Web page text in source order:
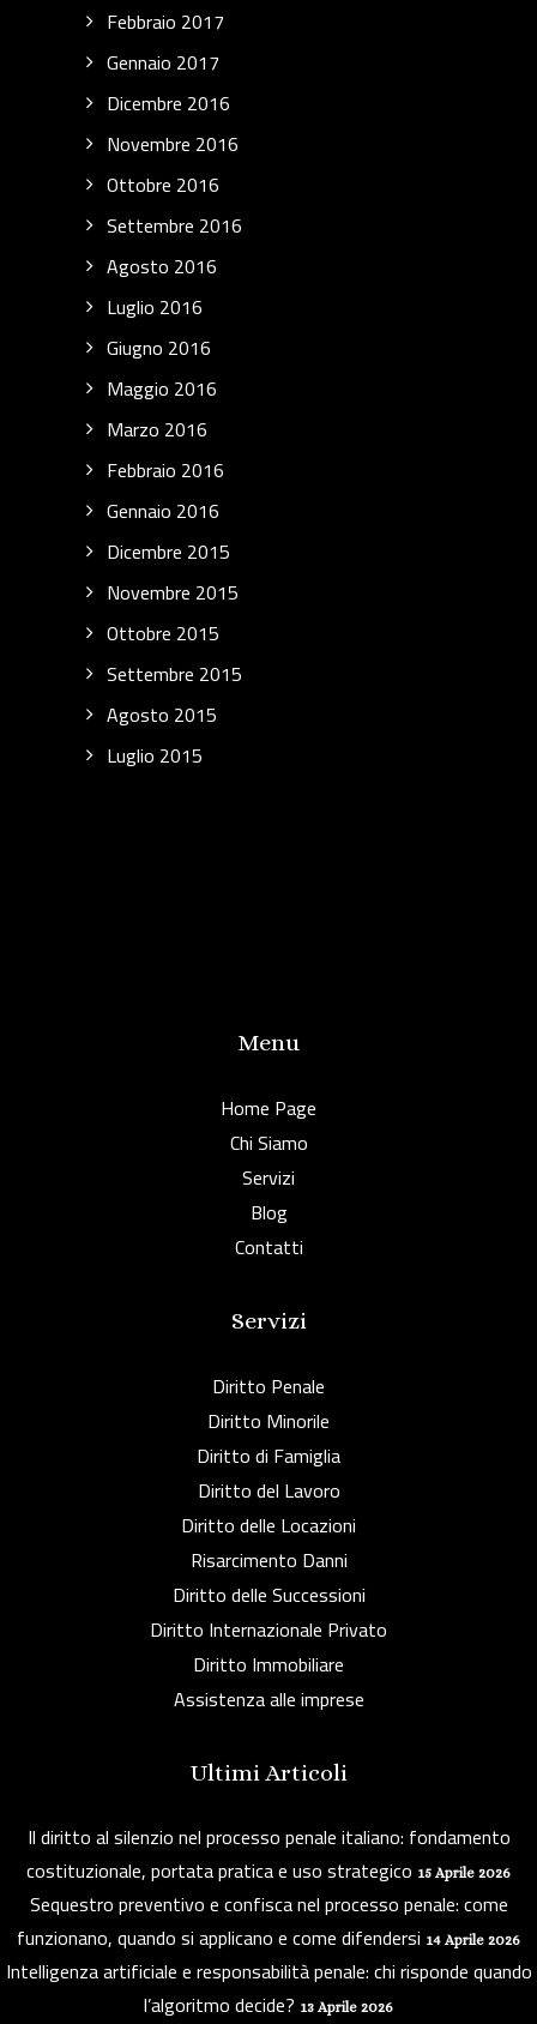
Febbraio 2017
Gennaio 2017
Dicembre 2016
Novembre 2016
Ottobre 2016
Settembre 2016
Agosto 2016
Luglio 2016
Giugno 2016
Maggio 2016
Marzo 2016
Febbraio 2016
Gennaio 2016
Dicembre 2015
Novembre 2015
Ottobre 2015
Settembre 2015
Agosto 2015
Luglio 2015
Menu
Home Page
Chi Siamo
Servizi
Blog
Contatti
Servizi
Diritto Penale
Diritto Minorile
Diritto di Famiglia
Diritto del Lavoro
Diritto delle Locazioni
Risarcimento Danni
Diritto delle Successioni
Diritto Internazionale Privato
Diritto Immobiliare
Assistenza alle imprese
Ultimi Articoli
Il diritto al silenzio nel processo penale italiano: fondamento
costituzionale, portata pratica e uso strategico 15 Aprile 2026
Sequestro preventivo e confisca nel processo penale: come
funzionano, quando si applicano e come difendersi 14 Aprile 2026
Intelligenza artificiale e responsabilità penale: chi risponde quando
l’algoritmo decide? 13 Aprile 2026